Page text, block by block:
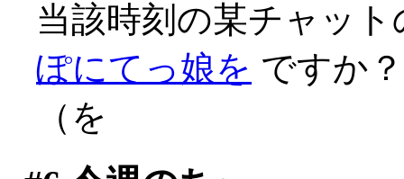
当該時刻の某チャッ
ぽにてっ娘を ですか
（を